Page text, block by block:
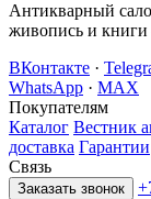
Антикварный
живопись и
ВКонтакте ·
WhatsApp · MAX
Покупателям
Каталог Вестник
доставка Гарантии
Связь
Заказать звонок